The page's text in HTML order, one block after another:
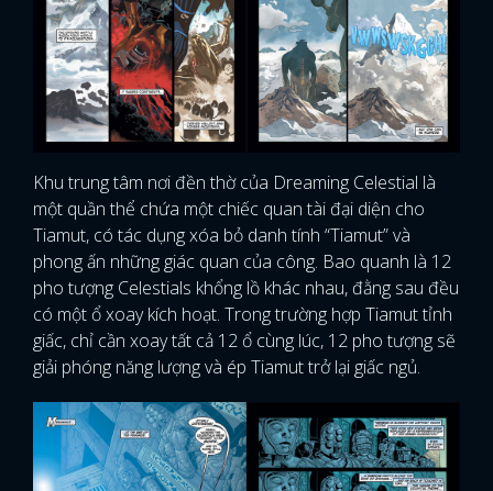
Khu trung tâm nơi đền thờ của Dreaming Celestial là
một quần thể chứa một chiếc quan tài đại diện cho
Tiamut, có tác dụng xóa bỏ danh tính “Tiamut” và
phong ấn những giác quan của công. Bao quanh là 12
pho tượng Celestials khổng lồ khác nhau, đằng sau đều
có một ổ xoay kích hoạt. Trong trường hợp Tiamut tỉnh
giấc, chỉ cần xoay tất cả 12 ổ cùng lúc, 12 pho tượng sẽ
giải phóng năng lượng và ép Tiamut trở lại giấc ngủ.